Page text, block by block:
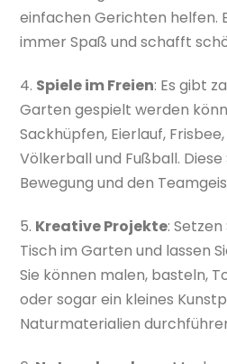
einfachen Gerichten helfen.
immer Spaß und schafft
4. Spiele im Freien: Es gibt
Garten gespielt werden
Sackhüpfen, Eierlauf,
Völkerball und Fußball.
Bewegung und den
5. Kreative Projekte:
Tisch im Garten und lassen
Sie können malen, basteln,
oder sogar ein kleines
Naturmaterialien